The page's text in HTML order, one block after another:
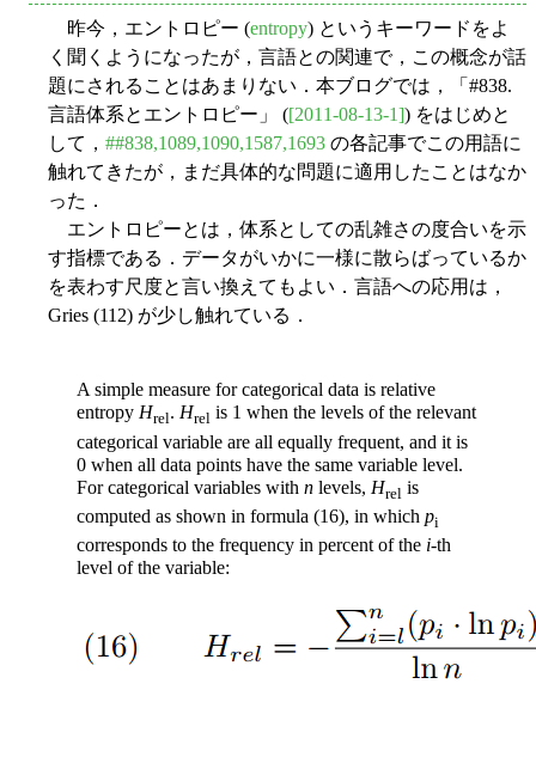
昨今，エントロピー (entropy) というキーワードをよ
く聞くようになったが，言語との関連で，この概念が話
題にされることはあまりない．本ブログでは，「#838.
言語体系とエントロピー」 ([2011-08-13-1]) をはじめと
して， ##838,1089,1090,1587,1693 の各記事でこの用語に
触れてきたが，まだ具体的な問題に適用したことはなか
った．
エントロピーとは，体系としての乱雑さの度合いを示
す指標である．データがいかに一様に散らばっているか
を表わす尺度と言い換えてもよい．言語への応用は，
Gries (112) が少し触れている．
A simple measure for categorical data is relative
entropy Hrel. Hrel is 1 when the levels of the relevant
categorical variable are all equally frequent, and it is
0 when all data points have the same variable level.
For categorical variables with n levels, Hrel is
computed as shown in formula (16), in which pi
corresponds to the frequency in percent of the i-th
level of the variable: